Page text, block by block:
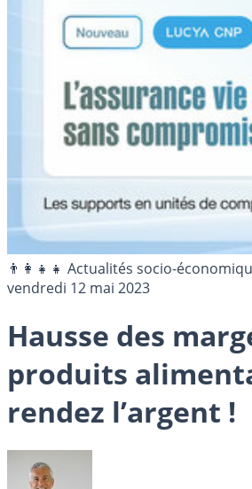
👨‍👩‍👧‍👧 Actualités socio-
vendredi 12 mai 2023
Hausse des
produits
rendez l’argent !